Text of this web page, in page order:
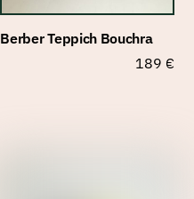
Berber Teppich Bouchra
189 €